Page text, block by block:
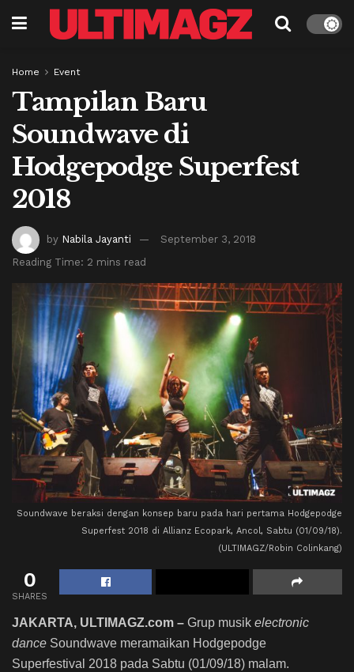
Home Event
Tampilan Baru
Soundwave di
Hodgepodge Superfest
2018
by Nabila Jayanti
September 3, 2018
Reading Time: 2 mins read
Soundwave beraksi dengan konsep baru pada hari pertama Hodgepodge
Superfest 2018 di Allianz Ecopark, Ancol, Sabtu (01/09/18).
(ULTIMAGZ/Robin Colinkang)
0
SHARES
JAKARTA, ULTIMAGZ.com – Grup musik electronic
dance Soundwave meramaikan Hodgepodge
Superfestival 2018 pada Sabtu (01/09/18) malam.